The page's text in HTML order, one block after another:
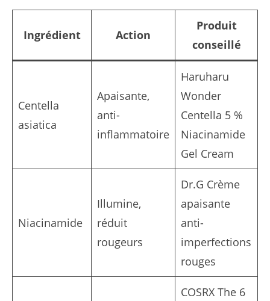
Ingrédient Action
Produit
conseillé
Centella
asiatica
Apaisante,
anti-
inflammatoire
Haruharu
Wonder
Centella 5 %
Niacinamide
Gel Cream
Niacinamide
Illumine,
réduit
rougeurs
Dr.G Crème
apaisante
anti-
imperfections
rouges
COSRX The 6